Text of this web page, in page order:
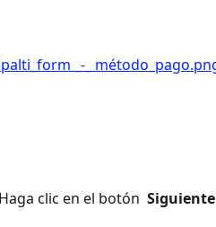
Haga clic en el botón Siguiente